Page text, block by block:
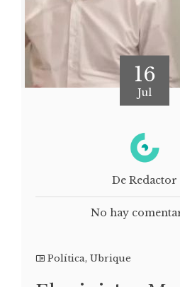
16
Jul
De Redactor
No hay
Política, Ubrique